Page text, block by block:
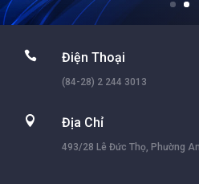
 Điện Thoại
(84-28) 2 244 3013
 Địa Chỉ
493/28 Lê Đức Thọ, Phường